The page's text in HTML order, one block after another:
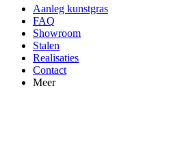
Aanleg kunstgras
FAQ
Showroom
Stalen
Realisaties
Contact
Meer